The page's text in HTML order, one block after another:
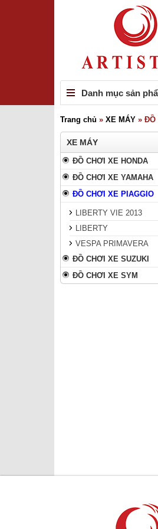
Danh mục sản
Trang chủ » XE MÁY » ĐỒ
XE MÁY
ĐỒ CHƠI XE HONDA
ĐỒ CHƠI XE YAMAHA
ĐỒ CHƠI XE PIAGGIO
LIBERTY VIE 2013
LIBERTY
VESPA PRIMAVERA
ĐỒ CHƠI XE SUZUKI
ĐỒ CHƠI XE SYM